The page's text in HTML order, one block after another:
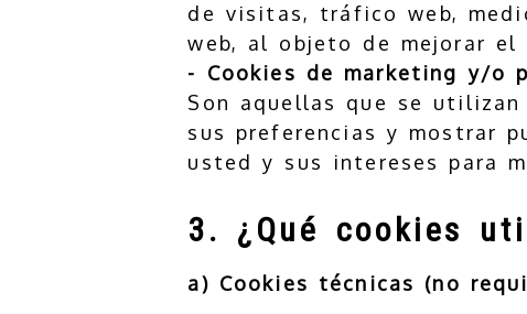
de visitas, tráfico web,
web, al objeto de mejorar
- Cookies de marketing y/o
Son aquellas que se
sus preferencias y mostrar
usted y sus intereses para
3. ¿Qué cookies
a) Cookies técnicas (no